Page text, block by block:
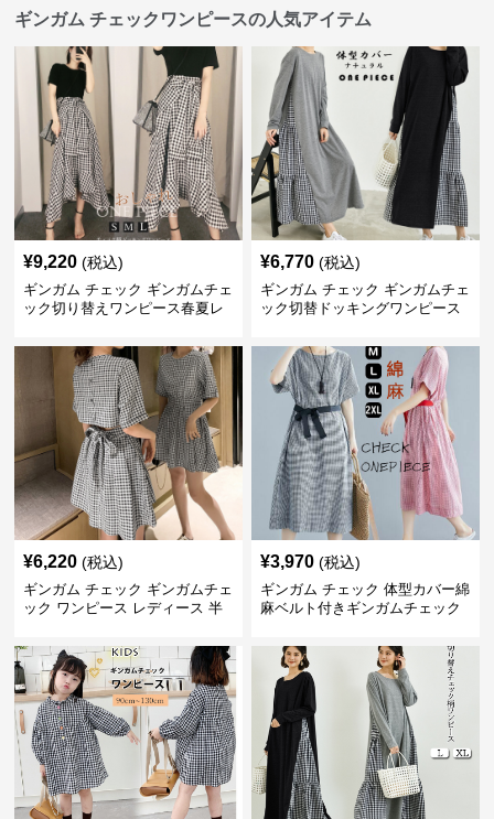
ギンガム チェックワンピースの人気アイテム
¥9,220 (税込)
ギンガム チェック ギンガムチェ
ック切り替えワンピース春夏レ
¥6,770 (税込)
ギンガム チェック ギンガムチェ
ック切替ドッキングワンピース
¥6,220 (税込)
ギンガム チェック ギンガムチェ
ック ワンピース レディース 半
¥3,970 (税込)
ギンガム チェック 体型カバー綿
麻ベルト付きギンガムチェック